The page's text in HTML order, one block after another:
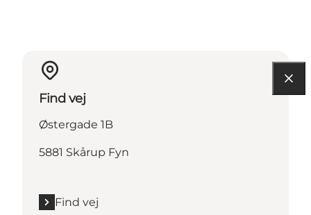
Find vej
Østergade 1B
5881 Skårup Fyn
Find vej